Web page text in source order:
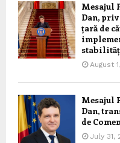
Mesajul
Dan,
țară de
August
Mesajul
Dan,
de
July 31,